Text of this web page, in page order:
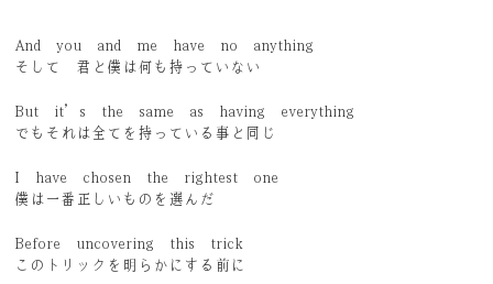
And you and me have no anything
そして 君と僕は何も持っていない
But it’s the same as having everything
でもそれは全てを持っている事と同じ
I have chosen the rightest one
僕は一番正しいものを選んだ
Before uncovering this trick
このトリックを明らかにする前に